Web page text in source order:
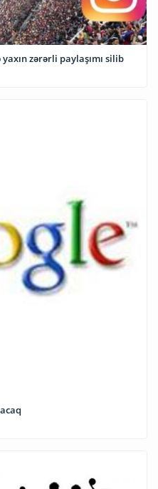
zərərli paylaşımı silib